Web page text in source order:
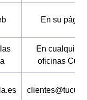
En su
En
oficinas